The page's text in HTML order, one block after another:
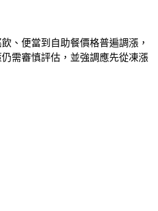
、便當到自助餐價格普遍調漲，
需審慎評估，並強調應先從凍漲